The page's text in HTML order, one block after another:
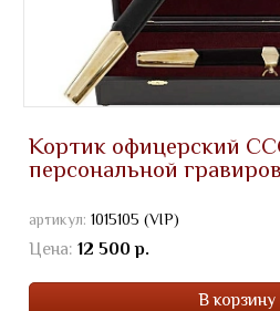
Кортик офицерский
персональной
артикул: 1015105 (VIP)
Цена: 12 500 р.
В корзину